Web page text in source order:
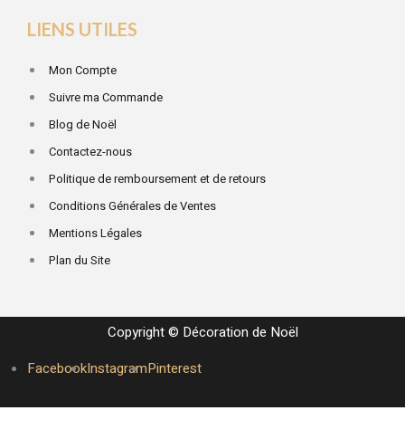
LIENS UTILES
Mon Compte
Suivre ma Commande
Blog de Noël
Contactez-nous
Politique de remboursement et de retours
Conditions Générales de Ventes
Mentions Légales
Plan du Site
Copyright © Décoration de Noël
FacebookInstagramPinterest